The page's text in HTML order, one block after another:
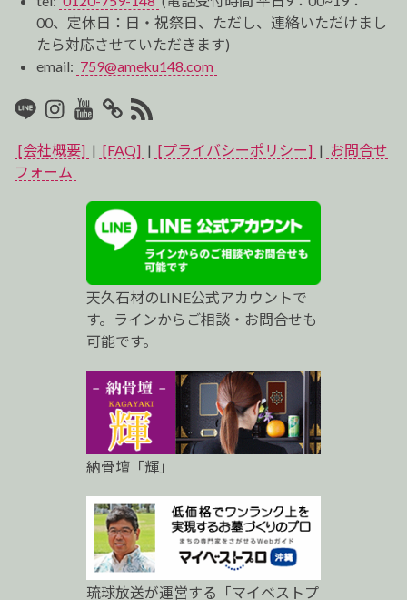
00、定休日：日・祝祭日、ただし、連絡いただけまし
たら対応させていただきます)
email: 759@ameku148.com
LINEInstagram
Youtube
マ
イ
ス
ト
ロ
RSS2
[会社概要] | [FAQ] | [プライバシーポリシー] | お問合せ
フォーム
天久石材のLINE公式アカウントで
す。ラインからご相談・お問合せも
可能です。
納骨壇「輝」
琉球放送が運営する「マイベストプ